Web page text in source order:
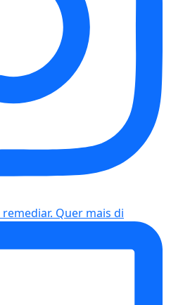
Quer mais di